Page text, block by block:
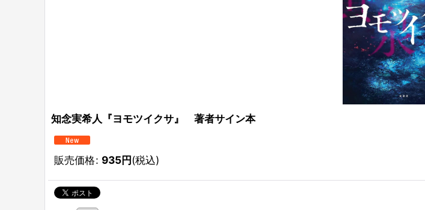
知念実希人『ヨモツイクサ』 著者サイン本
販売価格: 935円(税込)